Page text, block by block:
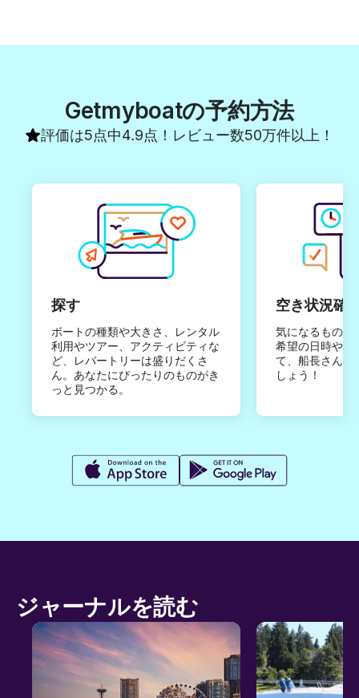
Getmyboatの予約方法
評価は5点中4.9点！レビュー数50万件以上！
探す
ボートの種類や大きさ、レンタル
利用やツアー、アクティビティな
ど、レパートリーは盛りだくさ
ん。あなたにぴったりのものがき
っと見つかる。
空き状況確
気になるものは
希望の日時やご
て、船長さんか
しょう！
ジャーナルを読む